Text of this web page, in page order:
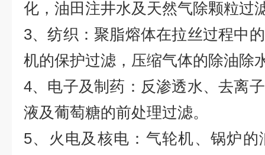
化，油田注井水及天然气除颗粒过
3、纺织：聚脂熔体在拉丝过程中
机的保护过滤，压缩气体的除油除
4、电子及制药：反渗透水、去离
液及葡萄糖的前处理过滤。
5、火电及核电：气轮机、锅炉